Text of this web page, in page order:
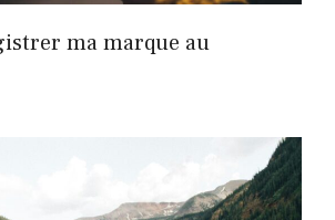
ma marque au